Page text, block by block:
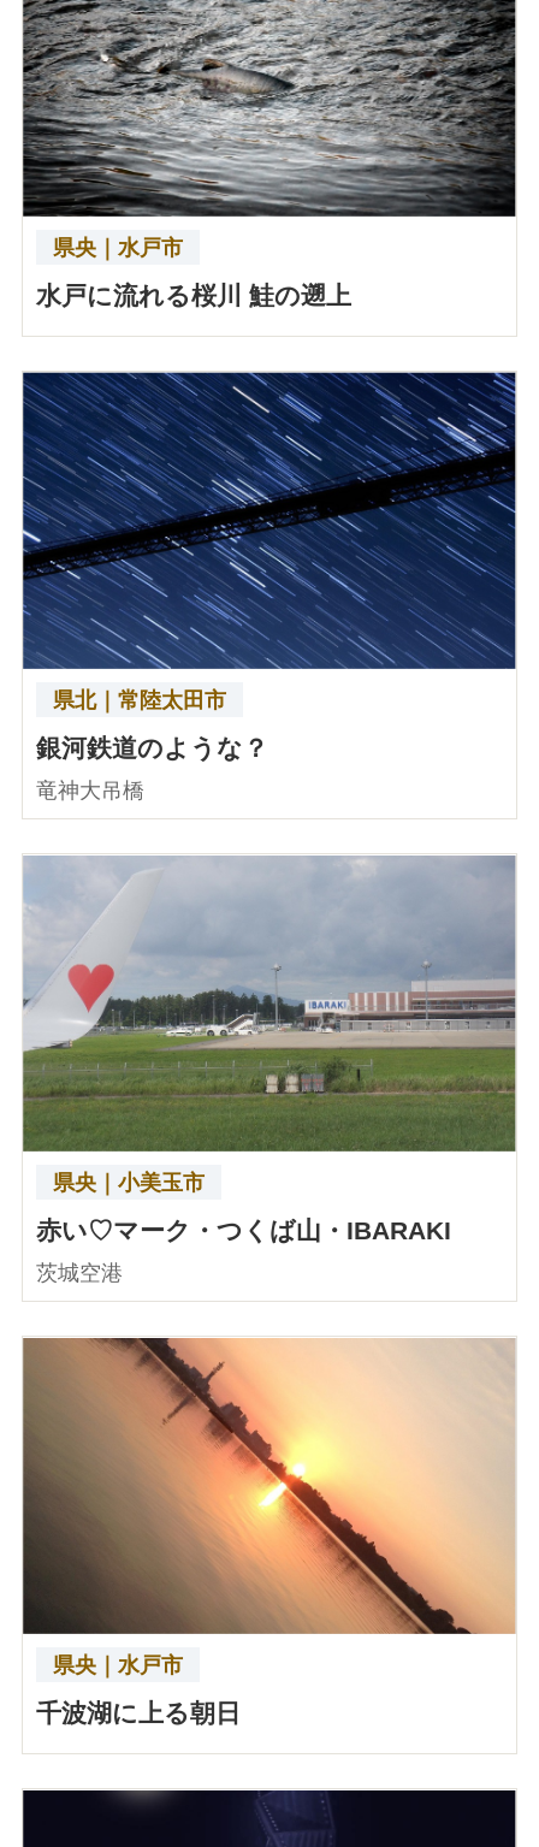
県央｜水戸市
水戸に流れる桜川 鮭の遡上
県北｜常陸太田市
銀河鉄道のような？
竜神大吊橋
県央｜小美玉市
赤い♡マーク・つくば山・IBARAKI
茨城空港
県央｜水戸市
千波湖に上る朝日